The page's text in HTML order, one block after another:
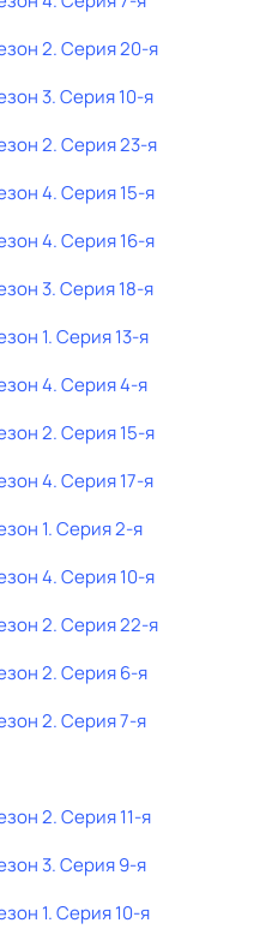
2. Серия 20-я
3. Серия 10-я
2. Серия 23-я
4. Серия 15-я
4. Серия 16-я
3. Серия 18-я
1. Серия 13-я
4. Серия 4-я
2. Серия 15-я
4. Серия 17-я
1. Серия 2-я
4. Серия 10-я
2. Серия 22-я
2. Серия 6-я
2. Серия 7-я
2. Серия 11-я
3. Серия 9-я
1. Серия 10-я